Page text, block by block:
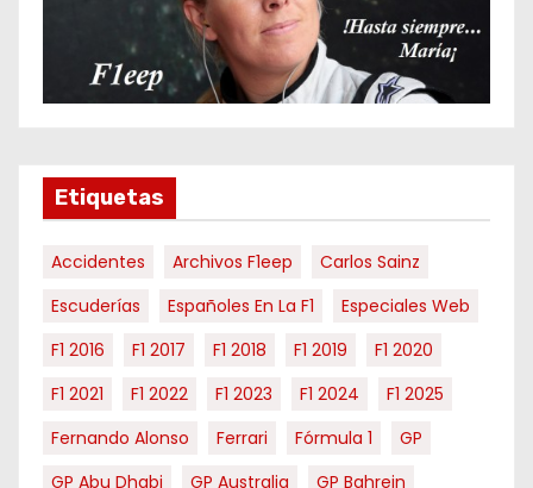
s
Etiquetas
Accidentes Archivos F1eep
Carlos Sainz
Escuderías
Españoles En La F1
Especiales Web
F1 2016
F1 2017 F1 2018 F1 2019
F1 2020
F1 2021
F1 2022 F1 2023 F1 2024
F1 2025
Fernando Alonso
Ferrari Fórmula 1
GP
GP Abu Dhabi
GP Australia GP Bahrein